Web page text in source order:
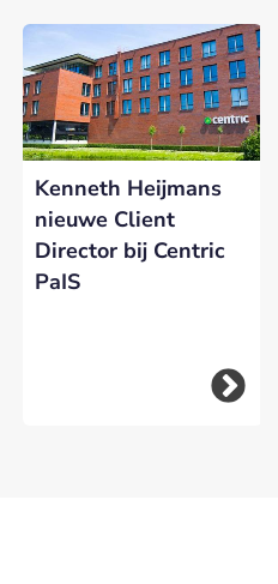
Kenneth Heijmans
nieuwe Client
Director bij Centric
PaIS